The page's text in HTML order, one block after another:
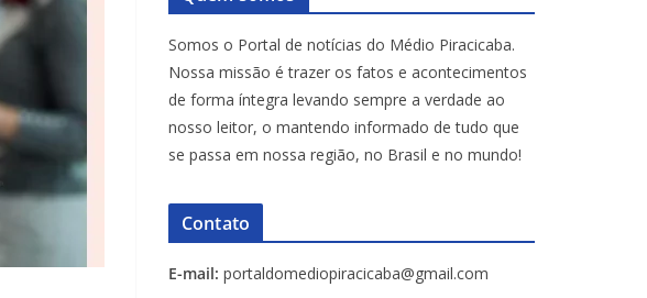
Somos o Portal de notícias do Médio Piracicaba.
Nossa missão é trazer os fatos e acontecimentos
de forma íntegra levando sempre a verdade ao
nosso leitor, o mantendo informado de tudo que
se passa em nossa região, no Brasil e no mundo!
Contato
E-mail: portaldomediopiracicaba@gmail.com